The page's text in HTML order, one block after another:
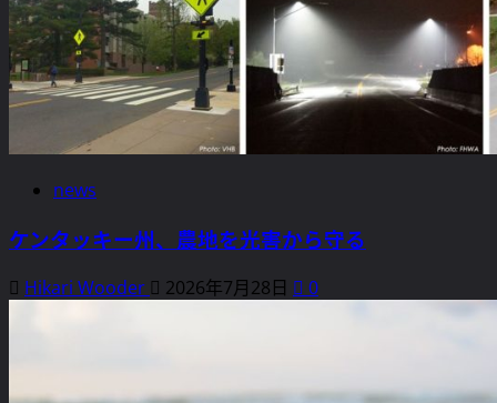
news
ケンタッキー州、農地を光害から守る
Hikari Wooder 2026年7月28日 0